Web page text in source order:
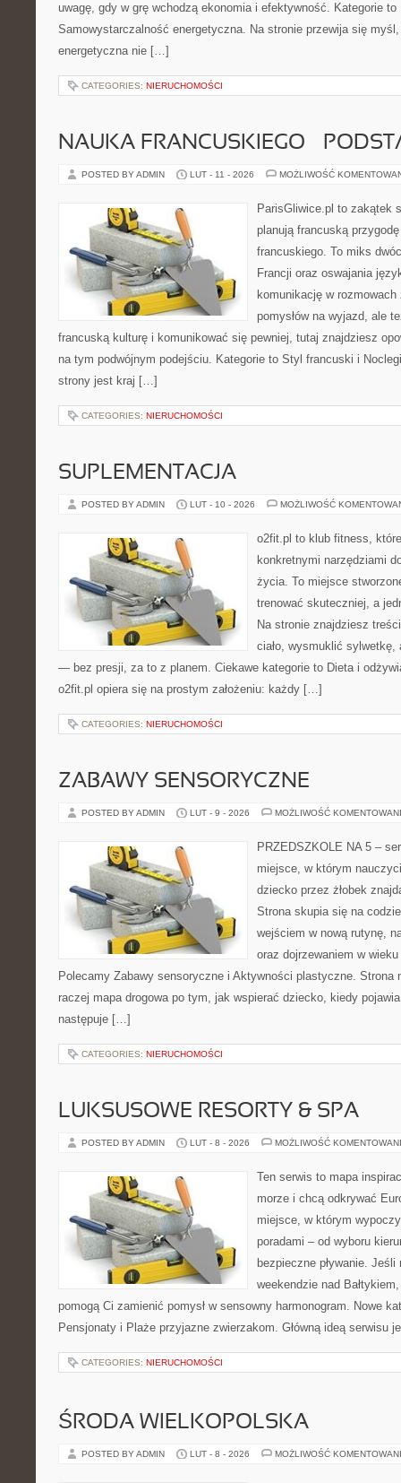
uwagę, gdy w grę wchodzą ekonomia i efektywność. Kategorie to
Samowystarczalność energetyczna. Na stronie przewija się
energetyczna nie […]
CATEGORIES: NIERUCHOMOŚCI
NAUKA FRANCUSKIEGO –
POSTED BY ADMIN LUT - 11 - 2026 MOŻLIWOŚĆ
ParisGliwice.pl to zakątek
planują francuską
francuskiego. To miks
Francji oraz oswajania
komunikację w
pomysłów na wyjazd, ale
francuską kulturę i komunikować się pewniej, tutaj znajdziesz
na tym podwójnym podejściu. Kategorie to Styl francuski i
strony jest kraj […]
CATEGORIES: NIERUCHOMOŚCI
SUPLEMENTACJA
POSTED BY ADMIN LUT - 10 - 2026 MOŻLIWOŚĆ
o2fit.pl to klub fitness,
konkretnymi narzędziami
życia. To miejsce
trenować skuteczniej, a
Na stronie znajdziesz
ciało, wysmuklić sylwetkę,
— bez presji, za to z planem. Ciekawe kategorie to Dieta i
o2fit.pl opiera się na prostym założeniu: każdy […]
CATEGORIES: NIERUCHOMOŚCI
ZABAWY SENSORYCZNE
POSTED BY ADMIN LUT - 9 - 2026 MOŻLIWOŚĆ
PRZEDSZKOLE NA 5 –
miejsce, w którym
dziecko przez żłobek
Strona skupia się na
wejściem w nową rutynę,
oraz dojrzewaniem w
Polecamy Zabawy sensoryczne i Aktywności plastyczne. Strona
raczej mapa drogowa po tym, jak wspierać dziecko, kiedy
następuje […]
CATEGORIES: NIERUCHOMOŚCI
LUKSUSOWE RESORTY & SPA
POSTED BY ADMIN LUT - 8 - 2026 MOŻLIWOŚĆ
Ten serwis to mapa
morze i chcą odkrywać
miejsce, w którym
poradami – od wyboru
bezpieczne pływanie.
weekendzie nad
pomogą Ci zamienić pomysł w sensowny harmonogram. Nowe
Pensjonaty i Plaże przyjazne zwierzakom. Główną ideą serwisu
CATEGORIES: NIERUCHOMOŚCI
ŚRODA WIELKOPOLSKA
POSTED BY ADMIN LUT - 8 - 2026 MOŻLIWOŚĆ